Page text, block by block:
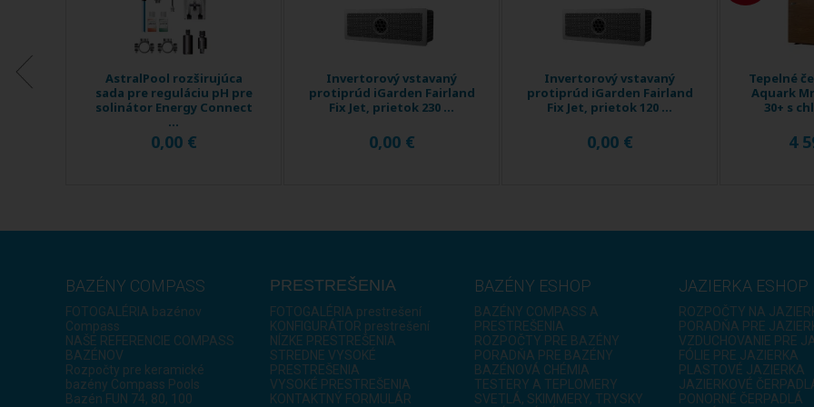
AstralPool rozširujúca
sada pre reguláciu pH pre
solinátor Energy Connect
...
0,00 €
Invertorový vstavaný
protiprúd iGarden Fairland
Fix Jet, prietok 230 ...
0,00 €
Invertorový vstavaný
protiprúd iGarden Fairland
Fix Jet, prietok 120 ...
0,00 €
Tepelné
Aquark
30+ s
4
BAZÉNY COMPASS
FOTOGALÉRIA bazénov
Compass
NAŠE REFERENCIE COMPASS
BAZÉNOV
Rozpočty pre keramické
bazény Compass Pools
Bazén FUN 74, 80, 100
PRESTREŠENIA
FOTOGALÉRIA prestrešení
KONFIGURÁTOR prestrešení
NÍZKE PRESTREŠENIA
STREDNE VYSOKÉ
PRESTREŠENIA
VYSOKÉ PRESTREŠENIA
KONTAKTNÝ FORMULÁR
BAZÉNY ESHOP
BAZÉNY COMPASS A
PRESTREŠENIA
ROZPOČTY PRE BAZÉNY
PORADŇA PRE BAZÉNY
BAZÉNOVÁ CHÉMIA
TESTERY A TEPLOMERY
SVETLÁ, SKIMMERY, TRYSKY
JAZIERKA ESHOP
ROZPOČTY NA
PORADŇA PRE
VZDUCHOVANIE PRE
FÓLIE PRE JAZIERKA
PLASTOVÉ JAZIERKA
JAZIERKOVÉ
PONORNÉ ČERPADLÁ